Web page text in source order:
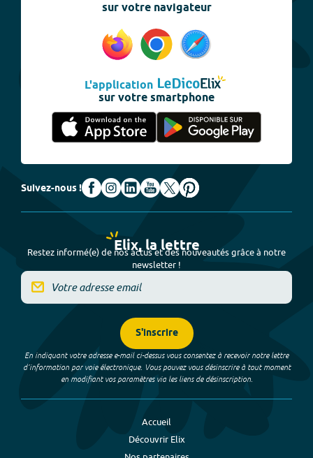
sur votre navigateur
L'application
sur votre smartphone
Suivez-nous !
Elix, la lettre
Restez informé(e) de nos actus et des nouveautés grâce à notre
newsletter !
S'inscrire
En indiquant votre adresse e-mail ci-dessus vous consentez à recevoir notre lettre
d’information par voie électronique. Vous pouvez vous désinscrire à tout moment
en modifiant vos paramètres via les liens de désinscription.
Accueil
Découvrir Elix